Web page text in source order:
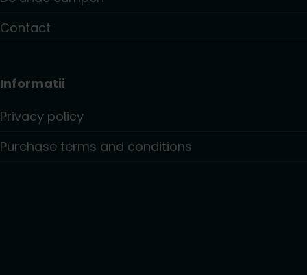
Contact
Informatii
Privacy policy
Purchase terms and conditions